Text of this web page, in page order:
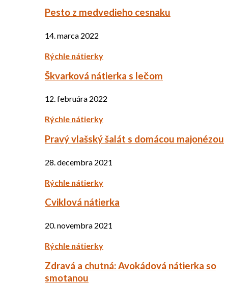
Pesto z medvedieho cesnaku
14. marca 2022
Rýchle nátierky
Škvarková nátierka s lečom
12. februára 2022
Rýchle nátierky
Pravý vlašský šalát s domácou majonézou
28. decembra 2021
Rýchle nátierky
Cviklová nátierka
20. novembra 2021
Rýchle nátierky
Zdravá a chutná: Avokádová nátierka so
smotanou